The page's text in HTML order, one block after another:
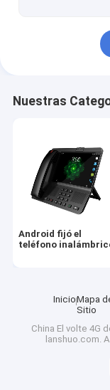
Nuestras
Android fijó el
teléfono
InicioMapa
Sitio
China El volte 4G
lanshuo.com.